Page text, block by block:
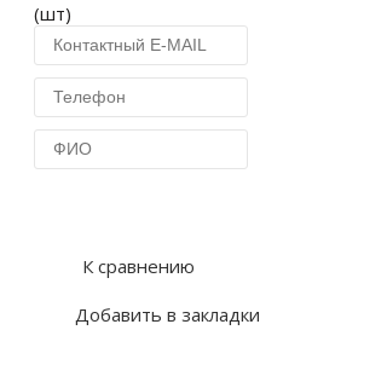
(шт)
К сравнению
Добавить в закладки